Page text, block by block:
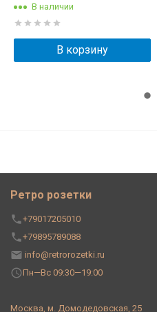
В наличии
В корзину
Ретро розетки
+79017205010
+79895789088
info@retrorozetki.ru
Пн—Вс 09:30—19:00
Москва, м. Домодедовская, 25